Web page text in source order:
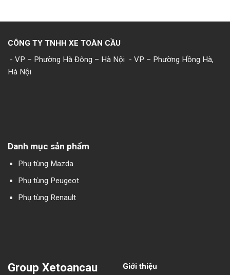
CÔNG TY TNHH XE TOÀN CẦU
- VP – Phường Hà Đông – Hà Nội - VP – Phường Hồng Hà,
Hà Nội
Danh mục sản phẩm
Phụ tùng Mazda
Phụ tùng Peugeot
Phụ tùng Renault
Group Xetoancau
Giới thiệu